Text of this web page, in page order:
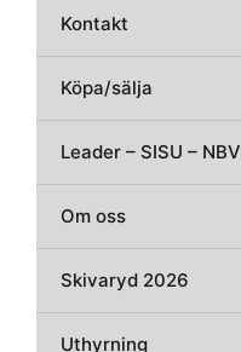
Kontakt
Köpa/sälja
Leader – SISU – NBV
Om oss
Skivaryd 2026
Uthyrning